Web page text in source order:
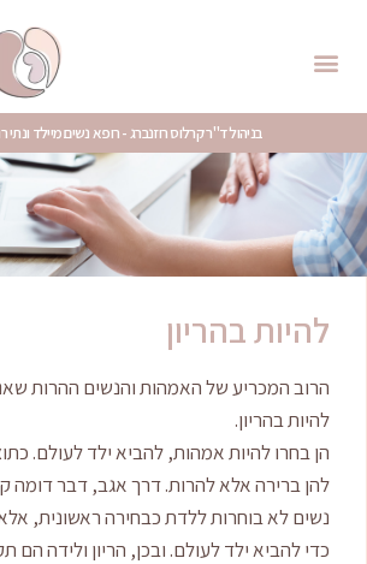
בניהול ד"ר קרלוס רוזנברג - רופא נשים מיילד ונתי
להיות בהריון
הרוב המכריע של האמהות והנשים ההרות
להיות בהריון.
הן בחרו להיות אמהות, להביא ילד לעולם.
להן ברירה אלא להרות. דרך אגב, דבר דומה
נשים לא בוחרות ללדת כבחירה ראשונית, אלא
כדי להביא ילד לעולם. ובכן, הריון ולידה הם